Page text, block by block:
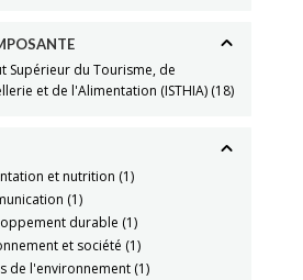
Supérieur du Tourisme, de
et de l'Alimentation (ISTHIA) (18)
et nutrition (1)
(1)
durable (1)
et société (1)
de l'environnement (1)